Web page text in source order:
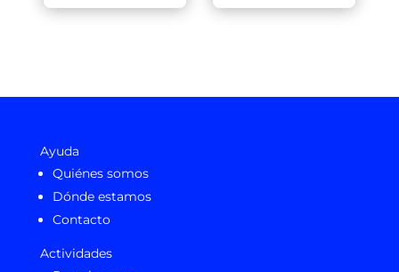
Ayuda
Quiénes somos
Dónde estamos
Contacto
Actividades